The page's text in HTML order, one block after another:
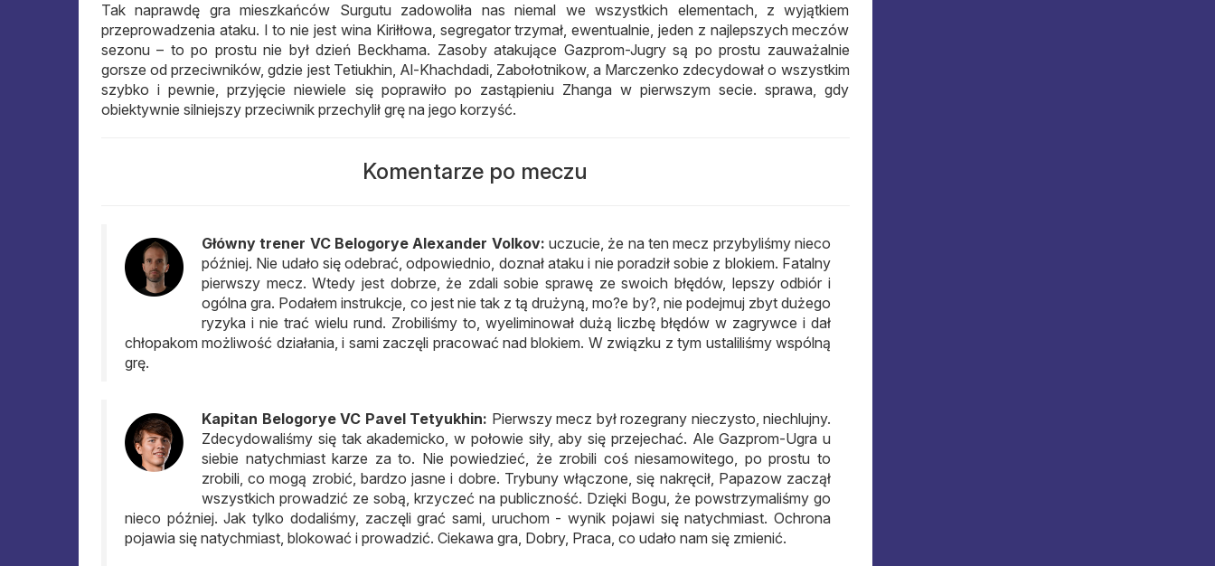
Tak naprawdę gra mieszkańców Surgutu zadowoliła nas niemal we wszystkich elementach, z wyjątkiem
przeprowadzenia ataku. I to nie jest wina Kiriłłowa, segregator trzymał, ewentualnie, jeden z najlepszych meczów
sezonu – to po prostu nie był dzień Beckhama. Zasoby atakujące Gazprom-Jugry są po prostu zauważalnie
gorsze od przeciwników, gdzie jest Tetiukhin, Al-Khachdadi, Zabołotnikow, a Marczenko zdecydował o wszystkim
szybko i pewnie, przyjęcie niewiele się poprawiło po zastąpieniu Zhanga w pierwszym secie. sprawa, gdy
obiektywnie silniejszy przeciwnik przechylił grę na jego korzyść.
Komentarze po meczu
Główny trener VC Belogorye Alexander Volkov: uczucie, że na ten mecz przybyliśmy nieco
później. Nie udało się odebrać, odpowiednio, doznał ataku i nie poradził sobie z blokiem. Fatalny
pierwszy mecz. Wtedy jest dobrze, że zdali sobie sprawę ze swoich błędów, lepszy odbiór i
ogólna gra. Podałem instrukcje, co jest nie tak z tą drużyną, mo?e by?, nie podejmuj zbyt dużego
ryzyka i nie trać wielu rund. Zrobiliśmy to, wyeliminował dużą liczbę błędów w zagrywce i dał
chłopakom możliwość działania, i sami zaczęli pracować nad blokiem. W związku z tym ustaliliśmy wspólną
grę.
Kapitan Belogorye VC Pavel Tetyukhin: Pierwszy mecz był rozegrany nieczysto, niechlujny.
Zdecydowaliśmy się tak akademicko, w połowie siły, aby się przejechać. Ale Gazprom-Ugra u
siebie natychmiast karze za to. Nie powiedzieć, że zrobili coś niesamowitego, po prostu to
zrobili, co mogą zrobić, bardzo jasne i dobre. Trybuny włączone, się nakręcił, Papazow zaczął
wszystkich prowadzić ze sobą, krzyczeć na publiczność. Dzięki Bogu, że powstrzymaliśmy go
nieco później. Jak tylko dodaliśmy, zaczęli grać sami, uruchom - wynik pojawi się natychmiast. Ochrona
pojawia się natychmiast, blokować i prowadzić. Ciekawa gra, Dobry, Praca, co udało nam się zmienić.